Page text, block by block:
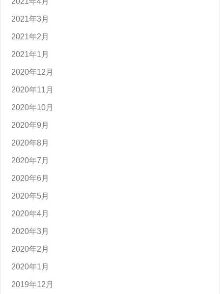
2021年3月
2021年2月
2021年1月
2020年12月
2020年11月
2020年10月
2020年9月
2020年8月
2020年7月
2020年6月
2020年5月
2020年4月
2020年3月
2020年2月
2020年1月
2019年12月